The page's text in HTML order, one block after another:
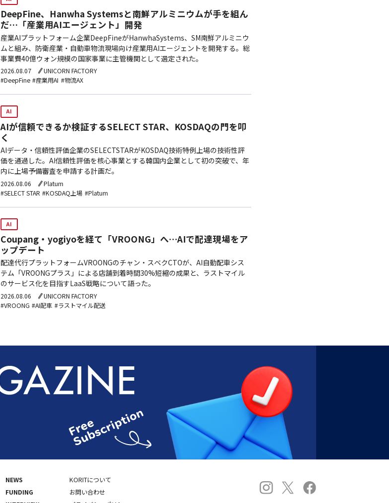
DeepFine、Hanwha Systemsと南鮮アルミニウムが手を組ん
だ…「産業用AIエージェント」開発
産業AIプラットフォーム企業DeepFineがHanwhaSystems、SM南鮮アルミニウ
ムと組み、防衛産業・自動車物流現場向け産業用AIエージェントを開発する。総
事業費40億ウォン規模の国家事業に主管機関として選定された。
2026.08.07
UNICORN FACTORY
#DeepFine #産業用AI #物流AX
AI
AIが信頼できるか検証するSELECT STAR、KOSDAQの門を叩
く
AIデータ・信頼性評価企業のSELECTSTARがKOSDAQ技術特例上場の技術性評
価を通過した。AI信頼性評価を核心事業とする韓国内企業として初の突破で、年
内に上場予備審査を申請する計画だ。
2026.08.06
Platum
#SELECT STAR #KOSDAQ上場 #Platum
AI
Coupang・yogiyoを経て「VROONG」へ…AIで配達現場をア
ップデート
配達代行プラットフォームVROONGのチャン・スベクCTOが、AI自動配車シス
テム「VROONGプラス」による店舗到着時間30%短縮の成果と、ラストマイル
のサービス化を目指すLaaS戦略について語った。
2026.08.06
UNICORN FACTORY
#VROONG #AI配車 #ラストマイル配送
NEWS
FUNDING
KORITについて
お問い合わせ